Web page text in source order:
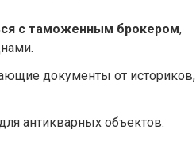
с таможенным брокером,
документы от историков,
антикварных объектов.